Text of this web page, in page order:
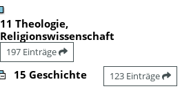
11 Theologie,
Religionswissenschaft
197 Einträge
15 Geschichte 123 Einträge